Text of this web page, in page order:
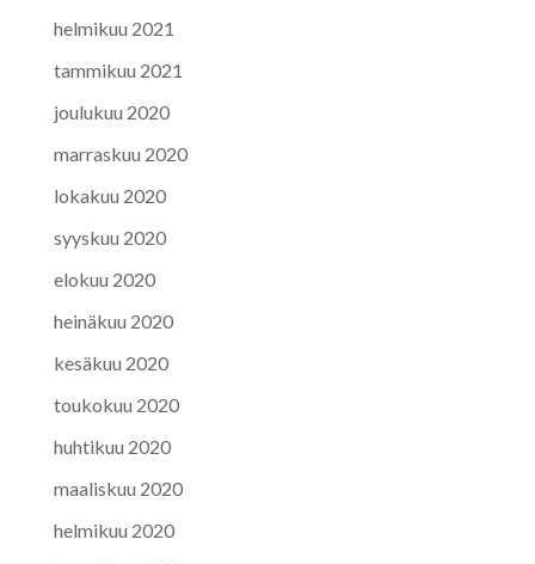
helmikuu 2021
tammikuu 2021
joulukuu 2020
marraskuu 2020
lokakuu 2020
syyskuu 2020
elokuu 2020
heinäkuu 2020
kesäkuu 2020
toukokuu 2020
huhtikuu 2020
maaliskuu 2020
helmikuu 2020